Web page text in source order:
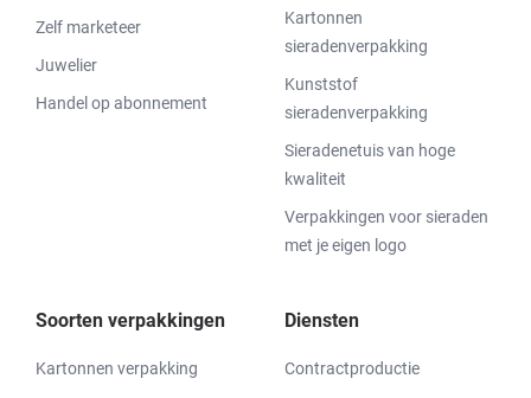
Zelf marketeer
Juwelier
Handel op abonnement
Kartonnen
sieradenverpakking
Kunststof
sieradenverpakking
Sieradenetuis van hoge
kwaliteit
Verpakkingen voor sieraden
met je eigen logo
Soorten verpakkingen
Kartonnen verpakking
Diensten
Contractproductie